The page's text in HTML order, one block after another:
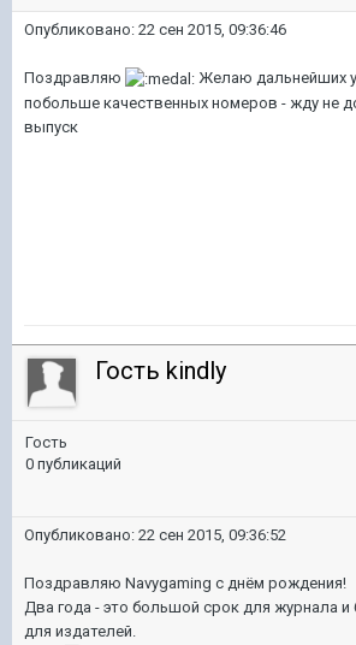
Опубликовано: 22 сен 2015, 09:36:46
Поздравляю
Желаю дальнейших
побольше качественных номеров - жду не
выпуск
Гость kindly
Гость
0 публикаций
Опубликовано: 22 сен 2015, 09:36:52
Поздравляю Navygaming с днём рождения!
Два года - это большой срок для журнала
для издателей.